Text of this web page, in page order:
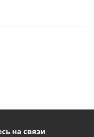
на связи